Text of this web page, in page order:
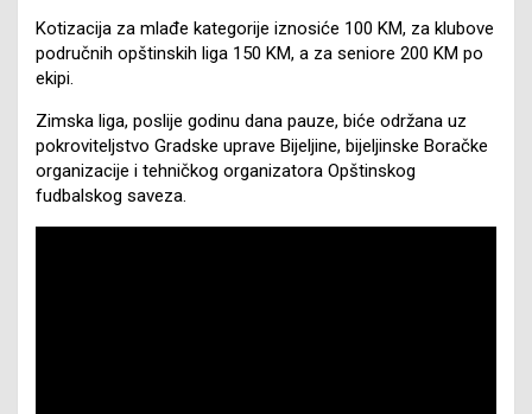
Kotizacija za mlađe kategorije iznosiće 100 KM, za klubove
područnih opštinskih liga 150 KM, a za seniore 200 KM po
ekipi.
Zimska liga, poslije godinu dana pauze, biće održana uz
pokroviteljstvo Gradske uprave Bijeljine, bijeljinske Boračke
organizacije i tehničkog organizatora Opštinskog
fudbalskog saveza.